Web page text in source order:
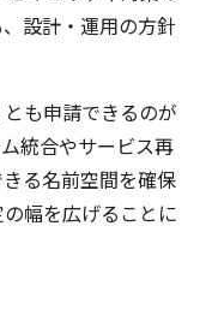
設計・運用の方針
も申請できるのが
統合やサービス再
る名前空間を確保
幅を広げることに